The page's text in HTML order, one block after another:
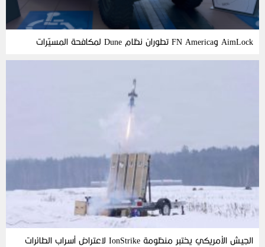
AimLock وFN America تطوران نظام Dune لمكافحة المسيّرات
الجيش الأمريكي يختبر منظومة IonStrike لاعتراض أسراب الطائرات